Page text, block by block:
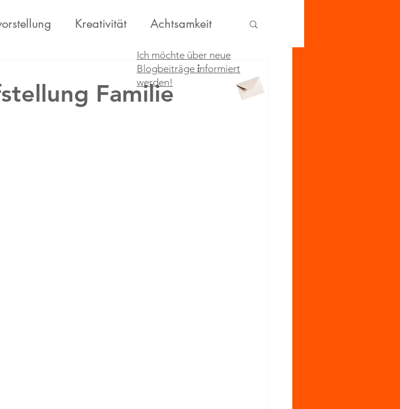
Kreativität Achtsamkeit
Familie
Ich möchte über neue
Blogbeiträge informiert
werden!